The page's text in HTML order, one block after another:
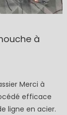
à
Merci à
efficace
ligne en acier.